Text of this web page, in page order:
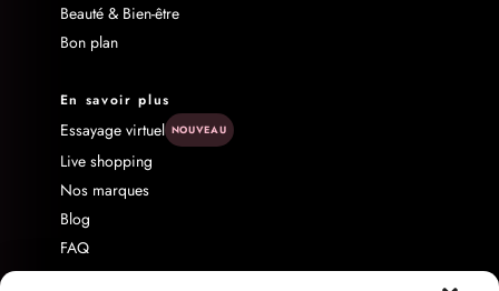
Beauté & Bien-être
Bon plan
En savoir plus
Essayage virtuel NOUVEAU
Live shopping
Nos marques
Blog
FAQ
Livraison & Retour